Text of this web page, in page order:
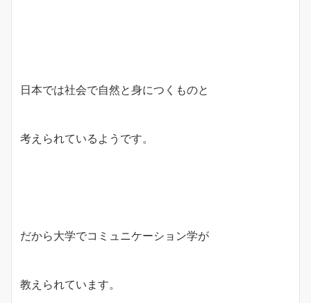
日本では社会で自然と身につくものと
考えられているようです。
だから大学でコミュニケーション学が
教えられています。